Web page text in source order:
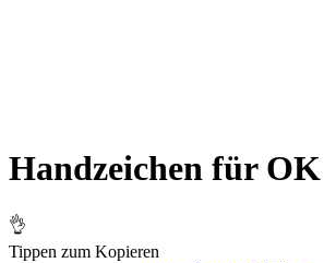
Handzeichen für OK
👌
Tippen zum Kopieren